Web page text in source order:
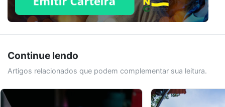
Continue lendo
Artigos relacionados que podem complementar sua leitura.